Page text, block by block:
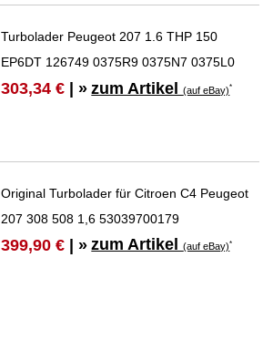
Turbolader Peugeot 207 1.6 THP 150
EP6DT 126749 0375R9 0375N7 0375L0
303,34 € | » zum Artikel(auf eBay)*
Original Turbolader für Citroen C4 Peugeot
207 308 508 1,6 53039700179
399,90 € | » zum Artikel(auf eBay)*